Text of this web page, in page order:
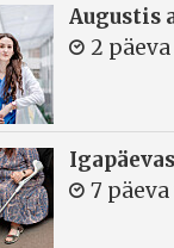
Augustis
2
7